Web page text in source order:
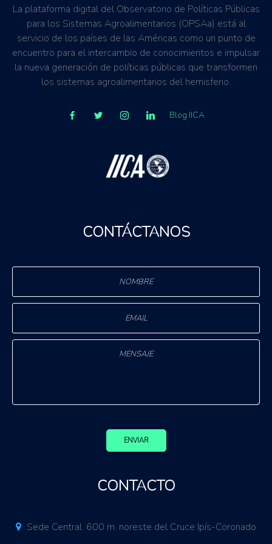
La plataforma digital del Observatorio de Políticas Públicas
para los Sistemas Agroalimentarios (OPSAa) está al
servicio de los países de las Américas como un punto de
encuentro para el intercambio de conocimientos e impulsar
la nueva generación de políticas públicas que transformen
los sistemas agroalimentarios del hemisferio.
Blog IICA
CONTÁCTANOS
ENVIAR
CONTACTO
Sede Central. 600 m. noreste del Cruce Ipís-Coronado